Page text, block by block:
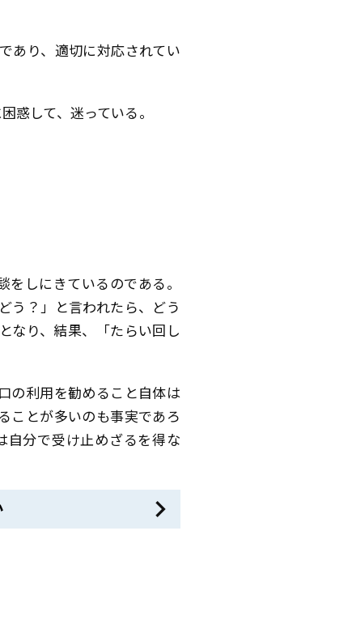
あり、適切に対応されてい
惑して、迷っている。
しにきているのである。
う？」と言われたら、どう
なり、結果、「たらい回し
の利用を勧めること自体は
ことが多いのも事実であろ
自分で受け止めざるを得な